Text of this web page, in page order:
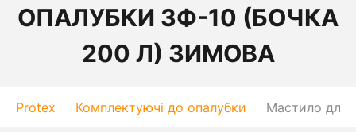
ОПАЛУБКИ ЗФ-10 (БОЧКА
200 Л) ЗИМОВА
Protex Комплектуючі до опалубки Мастило для